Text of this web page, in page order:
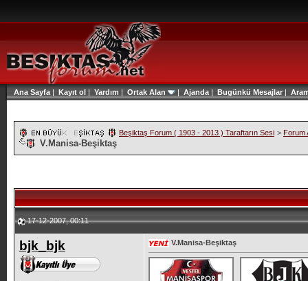
Ana Sayfa | Kayıt ol | Yardım | Ortak Alan | Ajanda | Bugünkü Mesajlar|
Beşiktaş Forum ( 1903 - 2013 ) Taraftarın Sesi > Forum
V.Manisa-Beşiktaş
17-12-2007, 00:11
bjk_bjk V.Manisa-Beşiktaş